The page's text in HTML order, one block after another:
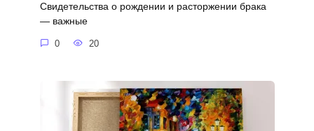
Свидетельства о рождении и расторжении брака
— важные
0 20